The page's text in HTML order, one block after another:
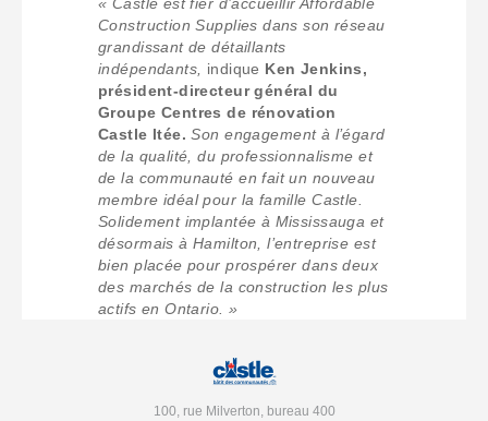
Construction Supplies dans son réseau
grandissant de détaillants
indépendants,
indique Ken Jenkins,
président-directeur général du
Groupe Centres de rénovation
Castle ltée. Son engagement à l’égard
de la qualité, du professionnalisme et
de la communauté en fait un nouveau
membre idéal pour la famille Castle.
Solidement implantée à Mississauga et
désormais à Hamilton, l’entreprise est
bien placée pour prospérer dans deux
des marchés de la construction les plus
actifs en Ontario. »
100, rue Milverton, bureau 400